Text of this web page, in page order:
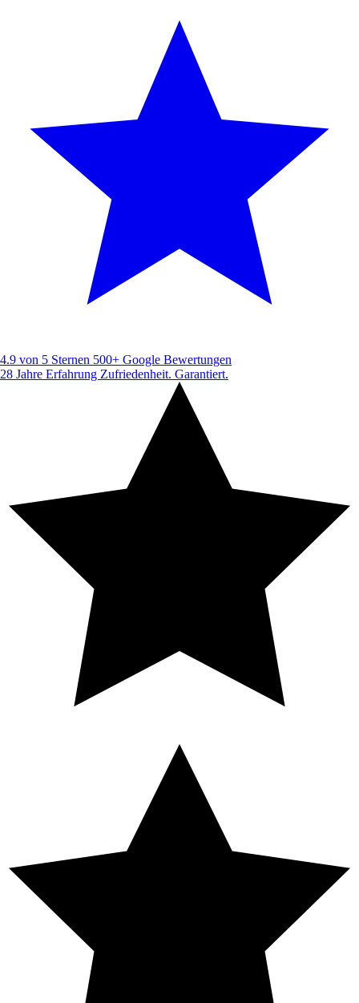
4.9 von 5 Sternen 500+ Google Bewertungen
28 Jahre Erfahrung Zufriedenheit. Garantiert.